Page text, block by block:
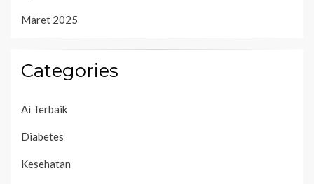
Maret 2025
Categories
Ai Terbaik
Diabetes
Kesehatan